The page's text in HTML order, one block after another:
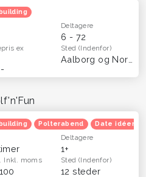
Deltagere
6 - 72
ex
Sted(Indenfor)
Polterabend Date idéer
Deltagere
1+
Inkl. moms Sted(Indenfor)
12 steder